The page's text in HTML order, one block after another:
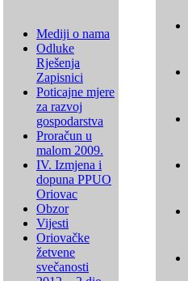
Mediji o nama
Odluke
Rješenja
Zapisnici
Poticajne mjere
za razvoj
gospodarstva
Proračun u
malom 2009.
IV. Izmjena i
dopuna PPUO
Oriovac
Obzor
Vijesti
Oriovačke
žetvene
svečanosti